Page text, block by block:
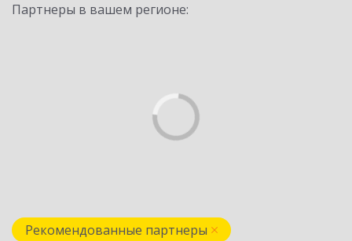
Партнеры в вашем регионе:
Рекомендованные партнеры